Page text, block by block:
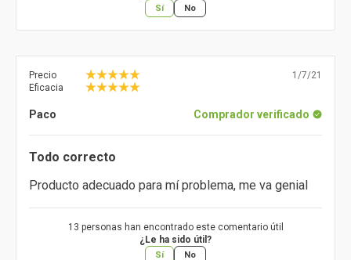
Sí No
Precio
Eficacia
1/7/21
Paco Comprador verificado
Todo correcto
Producto adecuado para mí problema, me va genial
13 personas han encontrado este comentario útil
¿Le ha sido útil?
Sí No